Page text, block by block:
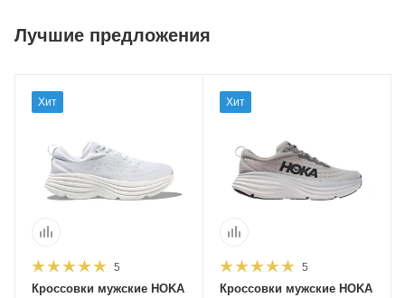
Лучшие предложения
Хит
5
Кроссовки мужские HOKA
Хит
5
Кроссовки мужские HOKA